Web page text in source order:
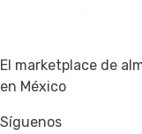
El marketplace de
en México
Síguenos